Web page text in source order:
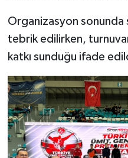
Organizasyon sonunda
tebrik edilirken,
katkı sunduğu ifade